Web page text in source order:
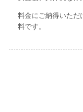
料金にご納得いただ
料です。